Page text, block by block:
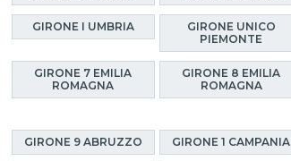
GIRONE I UMBRIA
GIRONE UNICO
PIEMONTE
GIRONE 7 EMILIA
ROMAGNA
GIRONE 8 EMILIA
ROMAGNA
GIRONE 9 ABRUZZO GIRONE 1 CAMPANIA